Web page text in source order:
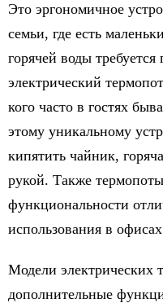
Это эргономичное
семьи, где есть
горячей воды
электрический
кого часто в гостях
этому уникальному
кипятить чайник,
рукой. Также
функциональности
использования в
Модели электрических
дополнительные